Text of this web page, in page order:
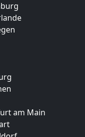
am Main